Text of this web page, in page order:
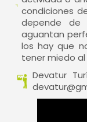
condiciones
depende
aguantan
los hay que
tener miedo al
Devatur